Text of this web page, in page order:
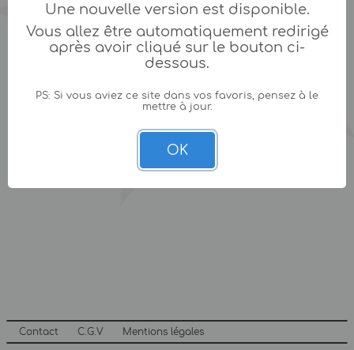
Contact C.G.V Mentions légales
Une nouvelle version est disponible.
Vous allez être automatiquement redirigé
après avoir cliqué sur le bouton ci-
dessous.
PS: Si vous aviez ce site dans vos favoris, pensez à le
mettre à jour.
OK